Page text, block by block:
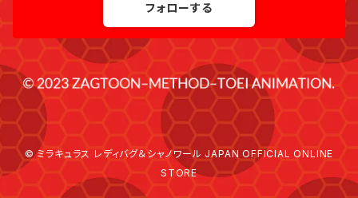
フォローする
© ミラキュラス レディバグ＆シャノワール JAPAN OFFICIAL ONLINE
STORE